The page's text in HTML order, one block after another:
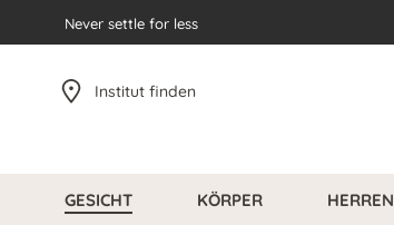
Zur Hauptnavigation springen
Never settle for less
Institut finden
GESICHT KÖRPER HERREN